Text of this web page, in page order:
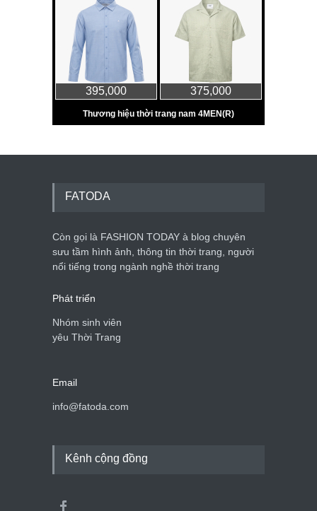
FATODA
Còn gọi là FASHION TODAY à blog chuyên
sưu tầm hình ảnh, thông tin thời trang, người
nổi tiếng trong ngành nghề thời trang
Phát triển
Nhóm sinh viên
yêu Thời Trang
Email
info@fatoda.com
Kênh cộng đồng